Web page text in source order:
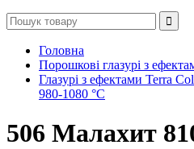
Головна
Порошкові глазурі з
Глазурі з ефектами Terra
980-1080 °С
506 Малахит